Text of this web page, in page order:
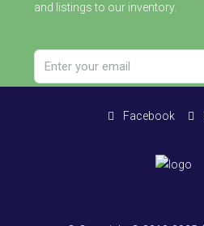
and listings to our inventory.
Facebook